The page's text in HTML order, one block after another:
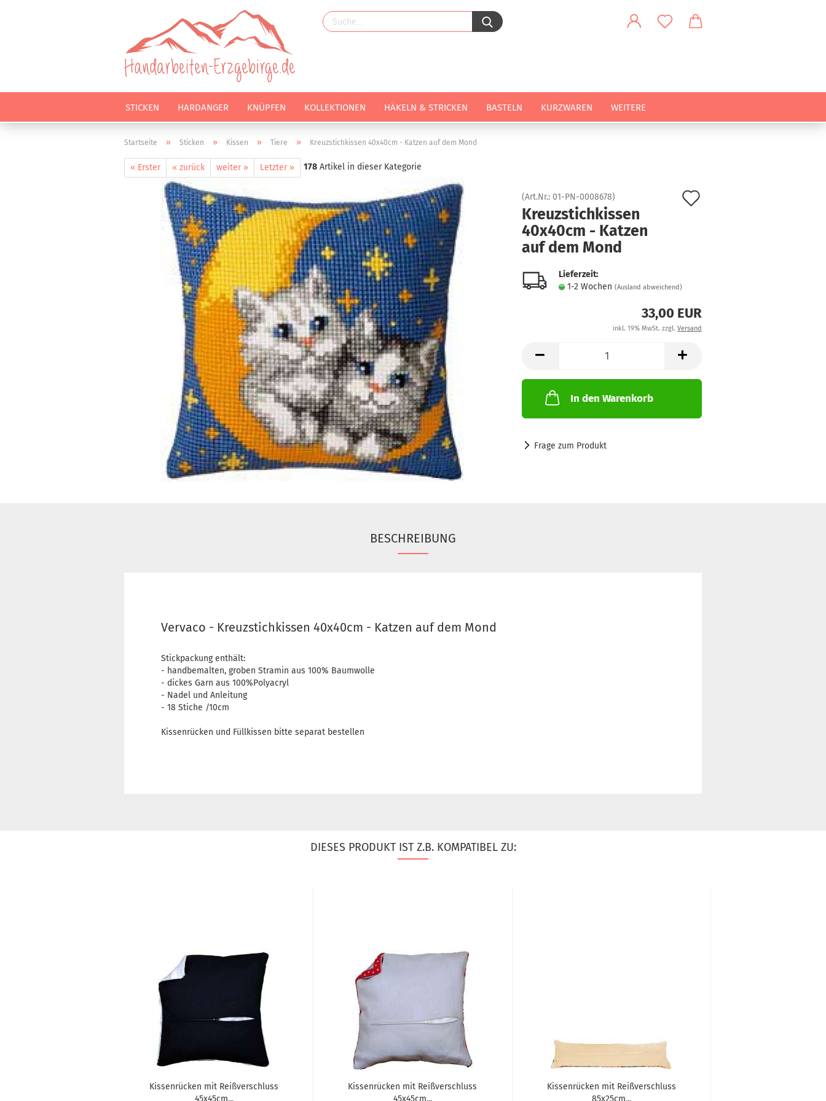
STICKEN HARDANGER KNÜPFEN KOLLEKTIONEN HÄKELN & STRICKEN BASTELN KURZWAREN WEITERE
Startseite » Sticken » Kissen » Tiere » Kreuzstichkissen 40x40cm - Katzen auf dem Mond
« Erster « zurück weiter » Letzter » 178 Artikel in dieser Kategorie
(Art.Nr.: 01-PN-0008678)
Kreuzstichkissen
40x40cm - Katzen
auf dem Mond
Lieferzeit:
1-2 Wochen (Ausland abweichend)
33,00 EUR
inkl. 19% MwSt. zzgl. Versand
In den Warenkorb
Frage zum Produkt
BESCHREIBUNG
Vervaco - Kreuzstichkissen 40x40cm - Katzen auf dem Mond
Stickpackung enthält:
- handbemalten, groben Stramin aus 100% Baumwolle
- dickes Garn aus 100%Polyacryl
- Nadel und Anleitung
- 18 Stiche /10cm
Kissenrücken und Füllkissen bitte separat bestellen
DIESES PRODUKT IST Z.B. KOMPATIBEL ZU:
Kissenrücken mit Reißverschluss
45x45cm...
Kissenrücken mit Reißverschluss
45x45cm...
Kissenrücken mit Reißverschluss
85x25cm...